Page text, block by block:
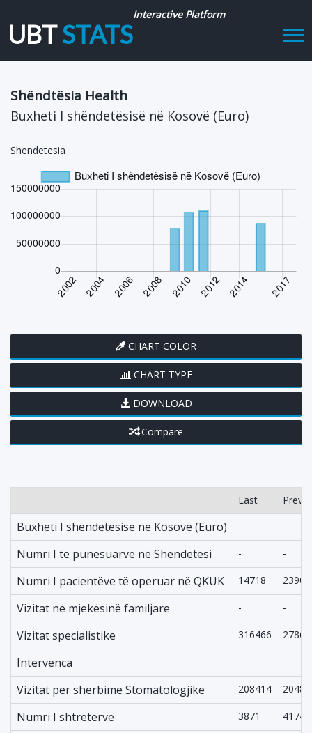
UBTSTATS
Interactive Platform
Shëndtësia Health
Buxheti I shëndetësisë në Kosovë (Euro)
Shendetesia
CHART COLOR
CHART TYPE
DOWNLOAD
Compare
Last
Buxheti I shëndetësisë në Kosovë (Euro) - -
Numri I të punësuarve në Shëndetësi - -
Numri I pacientëve të operuar në QKUK 14718 23905
Vizitat në mjekësinë familjare - -
Vizitat specialistike 316466
Intervenca - -
Vizitat për shërbime Stomatologjike 208414
Numri I shtretërve 3871 4174